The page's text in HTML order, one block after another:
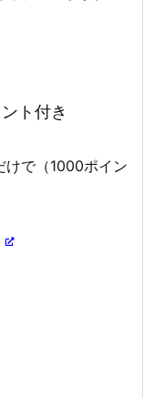
ト付き
で（1000ポイン